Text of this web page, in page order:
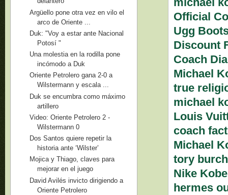
Official
Ugg
Discount
Coach
Michael
true
michael
Louis
coach
Michael
tory
Nike
hermes
Argüello pone otra vez en vilo el
arco de Oriente ...
Duk: "Voy a estar ante Nacional
Potosí "
Una molestia en la rodilla pone
incómodo a Duk
Oriente Petrolero gana 2-0 a
Wilstermann y escala ...
Duk se encumbra como máximo
artillero
Video: Oriente Petrolero 2 -
Wilstermann 0
Dos Santos quiere repetir la
historia ante ‘Wilster’
Mojica y Thiago, claves para
mejorar en el juego
David Avilés invicto dirigiendo a
Oriente Petrolero